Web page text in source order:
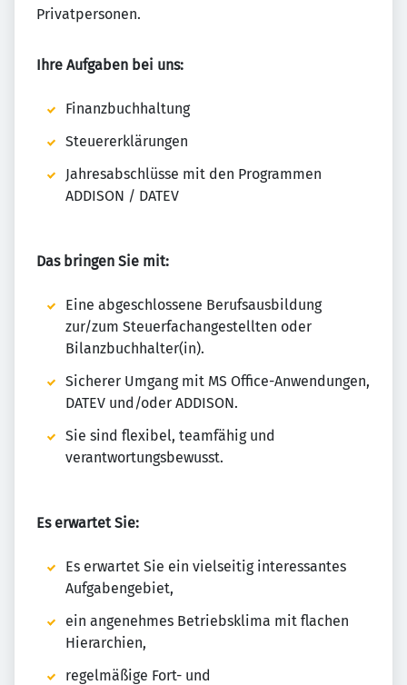
Privatpersonen.
Ihre Aufgaben bei uns:
Finanzbuchhaltung
Steuererklärungen
Jahresabschlüsse mit den Programmen
ADDISON / DATEV
Das bringen Sie mit:
Eine abgeschlossene Berufsausbildung
zur/zum Steuerfachangestellten oder
Bilanzbuchhalter(in).
Sicherer Umgang mit MS Office-Anwendungen,
DATEV und/oder ADDISON.
Sie sind flexibel, teamfähig und
verantwortungsbewusst.
Es erwartet Sie:
Es erwartet Sie ein vielseitig interessantes
Aufgabengebiet,
ein angenehmes Betriebsklima mit flachen
Hierarchien,
regelmäßige Fort- und